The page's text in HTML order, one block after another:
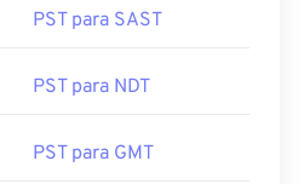
PST para SAST
PST para NDT
PST para GMT